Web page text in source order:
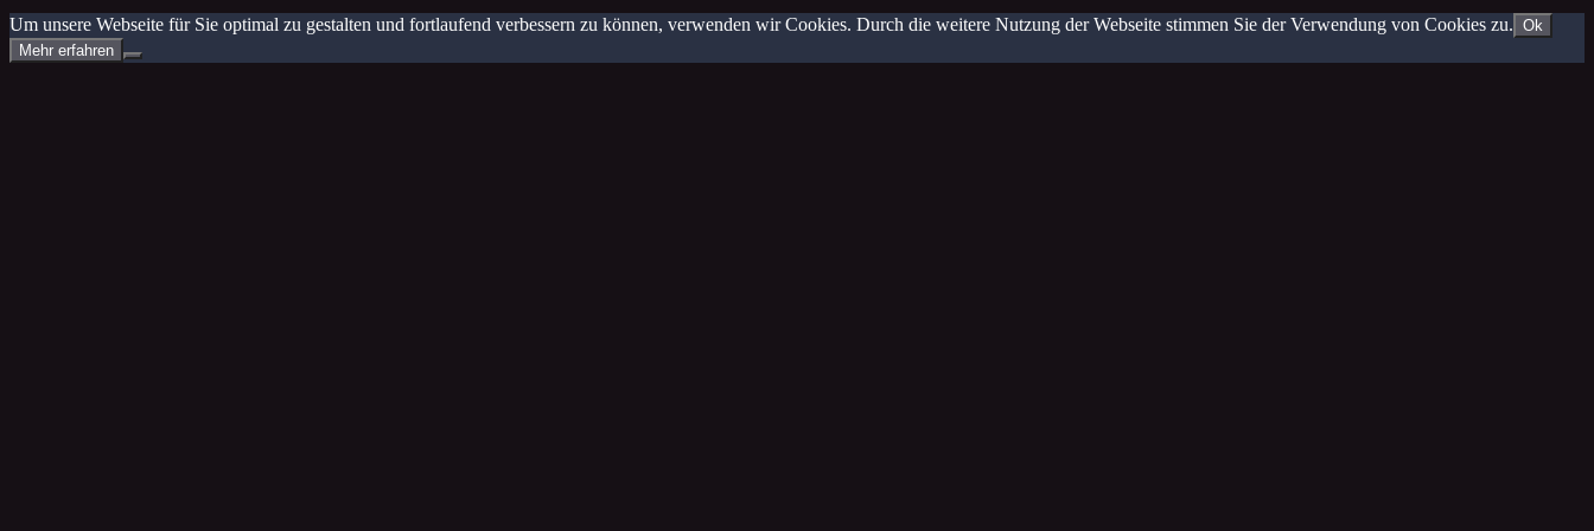
Um unsere Webseite für Sie optimal zu gestalten und fortlaufend verbessern zu können, verwenden wir Cookies. Durch die weitere Nutzung der Webseite stimmen Sie der Verwendung von Cookies zu. Ok
Mehr erfahren